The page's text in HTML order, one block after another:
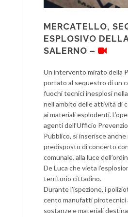
MERCATELLO,
ESPLOSIVO
SALERNO –
Un intervento mirato della
portato al sequestro di un
fuochi tecnici inesplosi
nell’ambito delle attività di
ai materiali esplodenti.
agenti dell’Ufficio
Pubblico, si inserisce
predisposto di concerto
comunale, alla luce
De Luca che vieta
territorio cittadino.
Durante l’ispezione, i
cento manufatti pirotecnici
sostanze e materiali